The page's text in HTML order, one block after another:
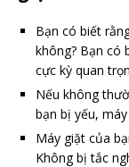
Bạn có biết
không? Bạn có
cực kỳ quan
Nếu không
bạn bị yếu,
Máy giặt của
Không bị tắc